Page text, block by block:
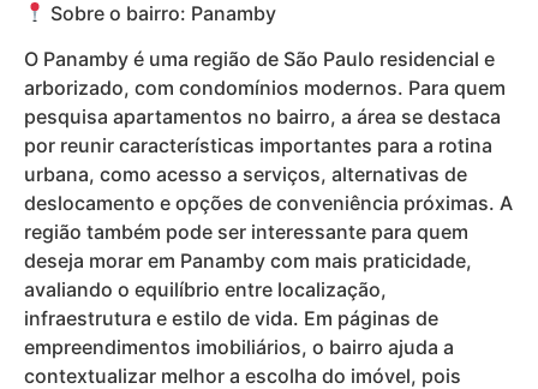
Sobre o bairro: Panamby
O Panamby é uma região de São Paulo residencial e
arborizado, com condomínios modernos. Para quem
pesquisa apartamentos no bairro, a área se destaca
por reunir características importantes para a rotina
urbana, como acesso a serviços, alternativas de
deslocamento e opções de conveniência próximas. A
região também pode ser interessante para quem
deseja morar em Panamby com mais praticidade,
avaliando o equilíbrio entre localização,
infraestrutura e estilo de vida. Em páginas de
empreendimentos imobiliários, o bairro ajuda a
contextualizar melhor a escolha do imóvel, pois